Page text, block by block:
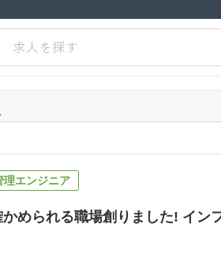
求人を探す
理エンジニア
められる職場創りました! イン